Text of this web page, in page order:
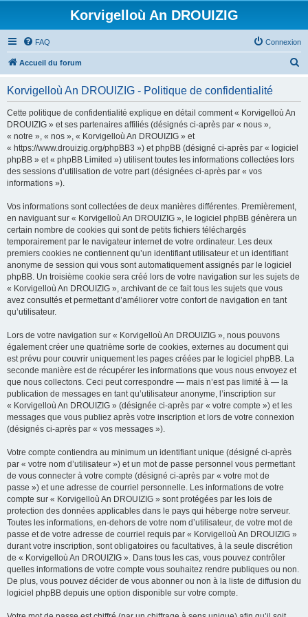
Korvigelloù An DROUIZIG
FAQ Connexion
Accueil du forum
Korvigelloù An DROUIZIG - Politique de confidentialité
Cette politique de confidentialité explique en détail comment « Korvigelloù An
DROUIZIG » et ses partenaires affiliés (désignés ci-après par « nous »,
« notre », « nos », « Korvigelloù An DROUIZIG » et
« https://www.drouizig.org/phpBB3 ») et phpBB (désigné ci-après par « logiciel
phpBB » et « phpBB Limited ») utilisent toutes les informations collectées lors
des sessions d’utilisation de votre part (désignées ci-après par « vos
informations »).
Vos informations sont collectées de deux manières différentes. Premièrement,
en naviguant sur « Korvigelloù An DROUIZIG », le logiciel phpBB génèrera un
certain nombre de cookies qui sont de petits fichiers téléchargés
temporairement par le navigateur internet de votre ordinateur. Les deux
premiers cookies ne contiennent qu’un identifiant utilisateur et un identifiant
anonyme de session qui vous sont automatiquement assignés par le logiciel
phpBB. Un troisième cookie sera créé lors de votre navigation sur les sujets de
« Korvigelloù An DROUIZIG », archivant de ce fait tous les sujets que vous
avez consultés et permettant d’améliorer votre confort de navigation en tant
qu’utilisateur.
Lors de votre navigation sur « Korvigelloù An DROUIZIG », nous pouvons
également créer une quatrième sorte de cookies, externes au document qui
est prévu pour couvrir uniquement les pages créées par le logiciel phpBB. La
seconde manière est de récupérer les informations que vous nous envoyez et
que nous collectons. Ceci peut correspondre — mais n’est pas limité à — la
publication de messages en tant qu’utilisateur anonyme, l’inscription sur
« Korvigelloù An DROUIZIG » (désignée ci-après par « votre compte ») et les
messages que vous publiez après votre inscription et lors de votre connexion
(désignés ci-après par « vos messages »).
Votre compte contiendra au minimum un identifiant unique (désigné ci-après
par « votre nom d’utilisateur ») et un mot de passe personnel vous permettant
de vous connecter à votre compte (désigné ci-après par « votre mot de
passe ») et une adresse de courriel personnelle. Les informations de votre
compte sur « Korvigelloù An DROUIZIG » sont protégées par les lois de
protection des données applicables dans le pays qui héberge notre serveur.
Toutes les informations, en-dehors de votre nom d’utilisateur, de votre mot de
passe et de votre adresse de courriel requis par « Korvigelloù An DROUIZIG »
durant votre inscription, sont obligatoires ou facultatives, à la seule discrétion
de « Korvigelloù An DROUIZIG ». Dans tous les cas, vous pouvez contrôler
quelles informations de votre compte vous souhaitez rendre publiques ou non.
De plus, vous pouvez décider de vous abonner ou non à la liste de diffusion du
logiciel phpBB depuis une option disponible sur votre compte.